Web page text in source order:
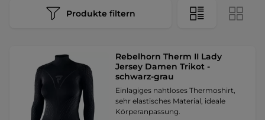
Produkte filtern
Rebelhorn Therm II Lady
Jersey Damen Trikot -
schwarz-grau
Einlagiges nahtloses Thermoshirt,
sehr elastisches Material, ideale
Körperanpassung.